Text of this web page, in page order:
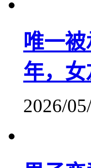
唯一
年，女
2026/